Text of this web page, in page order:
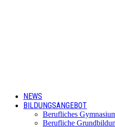
NEWS
BILDUNGSANGEBOT
Berufliches
Berufliche